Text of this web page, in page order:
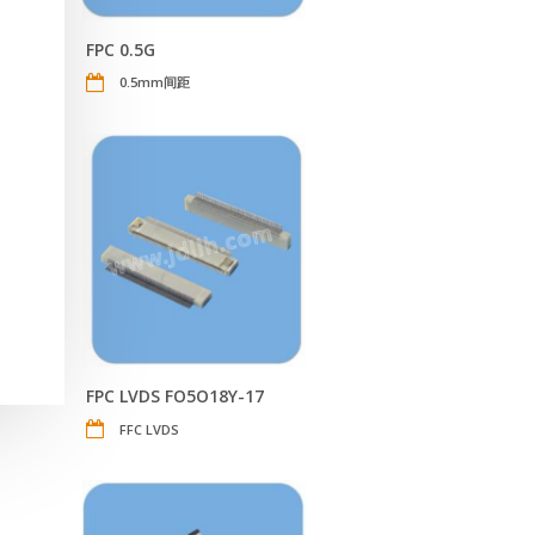
FPC 0.5G
0.5mm间距
FPC LVDS FO5O18Y-17
FFC LVDS